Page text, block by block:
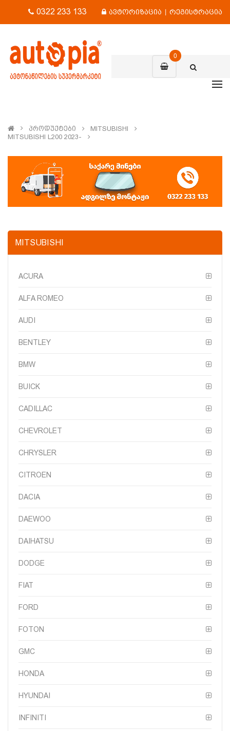
0322 233 133 ავტორიზაცია | რეგისტრაცია
0
Პროდუქტები
MITSUBISHI
MITSUBISHI L200 2023-
MITSUBISHI
ACURA
ALFA ROMEO
AUDI
BENTLEY
BMW
BUICK
CADILLAC
CHEVROLET
CHRYSLER
CITROEN
DACIA
DAEWOO
DAIHATSU
DODGE
FIAT
FORD
FOTON
GMC
HONDA
HYUNDAI
INFINITI